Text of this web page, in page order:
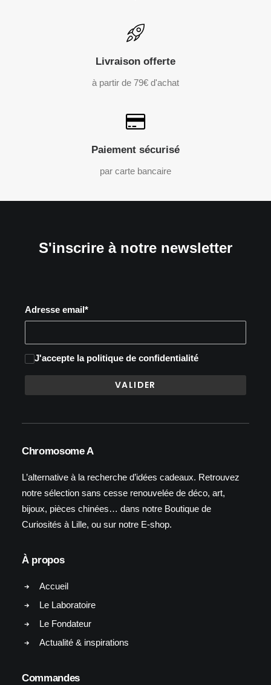
Livraison offerte
à partir de 79€ d'achat
Paiement sécurisé
par carte bancaire
S'inscrire à notre newsletter
Adresse email*
J'accepte la politique de confidentialité
Chromosome A
L’alternative à la recherche d’idées cadeaux. Retrouvez
notre sélection sans cesse renouvelée de déco, art,
bijoux, pièces chinées… dans notre Boutique de
Curiosités à Lille, ou sur notre E-shop.
À propos
Accueil
Le Laboratoire
Le Fondateur
Actualité & inspirations
Commandes